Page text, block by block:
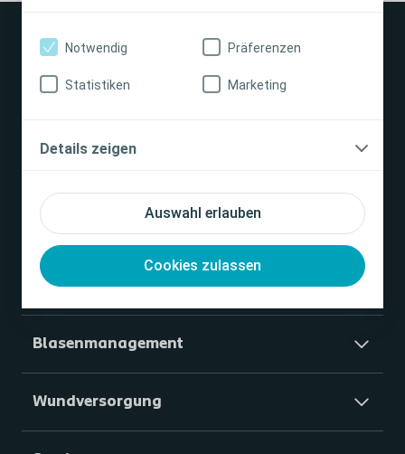
Auswahl erlauben
Cookies zulassen
Notwendig Präferenzen
Statistiken Marketing
Details zeigen
Interventional Urology
Unternehmen
Blasenmanagement
Wundversorgung